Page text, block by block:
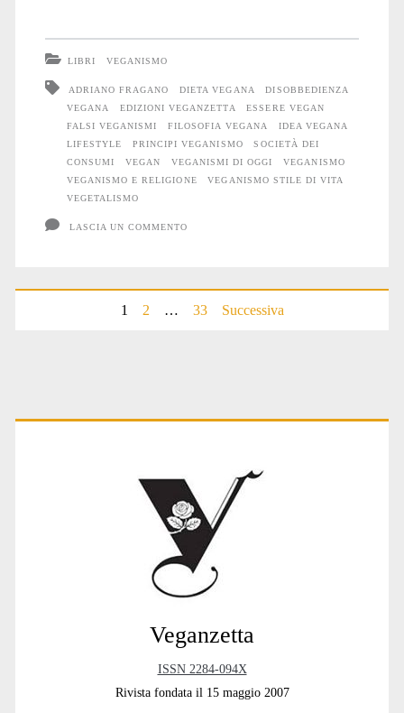
falsi
veganismi
LIBRI VEGANISMO
ADRIANO FRAGANO DIETA VEGANA
DISOBBEDIENZA
VEGANA
EDIZIONI VEGANZETTA
ESSERE VEGAN
FALSI VEGANISMI
FILOSOFIA VEGANA
IDEA VEGANA
LIFESTYLE
PRINCIPI VEGANISMO
SOCIETÀ DEI
CONSUMI
VEGAN VEGANISMI DI OGGI
VEGANISMO
VEGANISMO E RELIGIONE
VEGANISMO STILE DI VITA
VEGETALISMO
LASCIA UN COMMENTO
Paginazione
1 2 … 33 Successiva
Primary
Veganzetta
ISSN 2284-094X
Rivista fondata il 15 maggio 2007